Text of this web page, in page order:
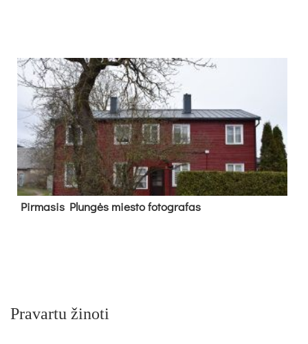
Pir­ma­sis Plun­gės mies­to fo­tog­ra­fas
Pravartu žinoti